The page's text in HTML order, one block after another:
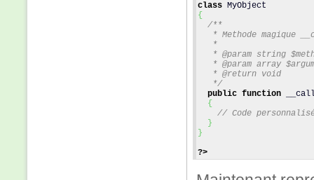
class MyObject
{
/**
* Methode magique
   *
* @param string
* @param array
   * @return void
   */
public function
{
// Code
}
}
?>